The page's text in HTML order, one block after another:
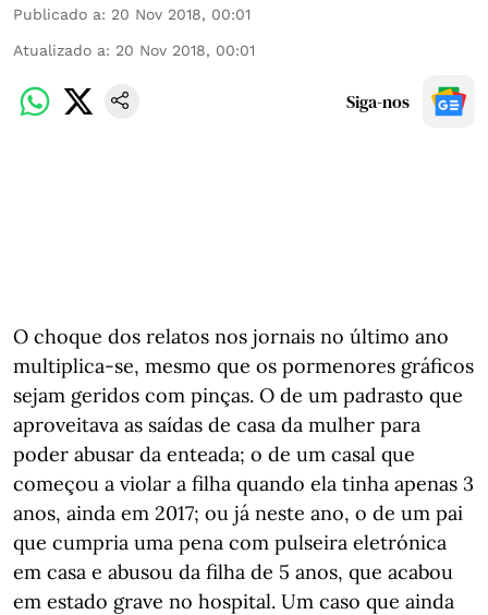
Publicado a: 20 Nov 2018, 00:01
Atualizado a: 20 Nov 2018, 00:01
Siga-nos
O choque dos relatos nos jornais no último ano
multiplica-se, mesmo que os pormenores gráficos
sejam geridos com pinças. O de um padrasto que
aproveitava as saídas de casa da mulher para
poder abusar da enteada; o de um casal que
começou a violar a filha quando ela tinha apenas 3
anos, ainda em 2017; ou já neste ano, o de um pai
que cumpria uma pena com pulseira eletrónica
em casa e abusou da filha de 5 anos, que acabou
em estado grave no hospital. Um caso que ainda